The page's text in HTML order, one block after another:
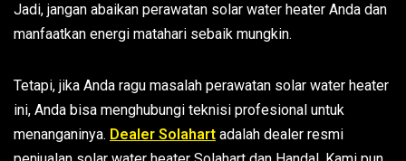
Jadi, jangan abaikan perawatan solar water heater Anda dan
manfaatkan energi matahari sebaik mungkin.
Tetapi, jika Anda ragu masalah perawatan solar water heater
ini, Anda bisa menghubungi teknisi profesional untuk
menanganinya. Dealer Solahart adalah dealer resmi